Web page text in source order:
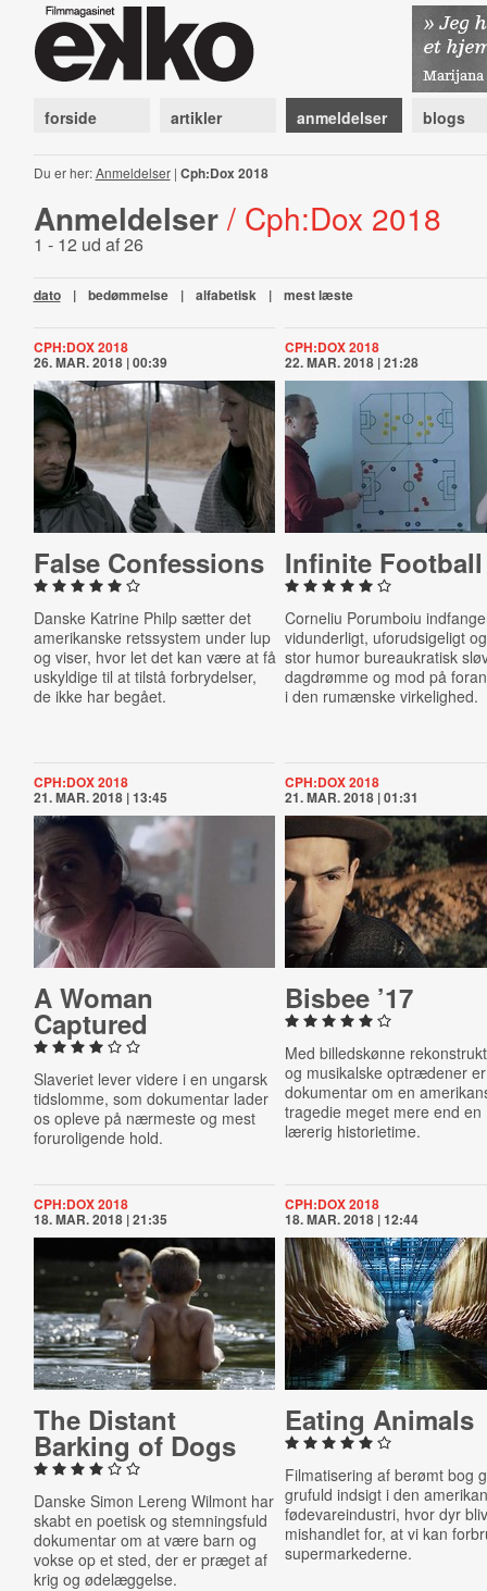
forside artikler anmeldelser blogs
Du er her:Anmeldelser| Cph:Dox 2018
Anmeldelser / Cph:Dox 2018
1 - 12 ud af 26
dato | bedømmelse | alfabetisk | mest læste
CPH:DOX 2018
26. MAR. 2018 | 00:39
False Con­fes­sions
Danske Katrine Philp sætter det
amerikanske retssystem under lup
og viser, hvor let det kan være at få
uskyldige til at tilstå forbrydelser,
de ikke har begået.
CPH:DOX 2018
22. MAR. 2018 | 21:28
Infinite Football
Corneliu Porumboiu
vidunderligt, uforudsigeligt
stor humor bureaukratisk
dagdrømme og mod på
i den rumænske virkelighed.
CPH:DOX 2018
21. MAR. 2018 | 13:45
A Woman
Captured
Slaveriet lever videre i en ungarsk
tidslomme, som dokumentar lader
os opleve på nærmeste og mest
foruroligende hold.
CPH:DOX 2018
21. MAR. 2018 | 01:31
Bisbee ’17
Med billedskønne
og musikalske optrædener er
dokumentar om en
tragedie meget mere end en
lærerig historietime.
CPH:DOX 2018
18. MAR. 2018 | 21:35
The Distant
Barking of Dogs
Danske Simon Lereng Wilmont har
skabt en poetisk og stemningsfuld
dokumentar om at være barn og
vokse op et sted, der er præget af
krig og ødelæggelse.
CPH:DOX 2018
18. MAR. 2018 | 12:44
Eating Animals
Filmatisering af berømt bog
grufuld indsigt i den
fødevareindustri, hvor dyr
mishandlet for, at vi kan
supermarkederne.